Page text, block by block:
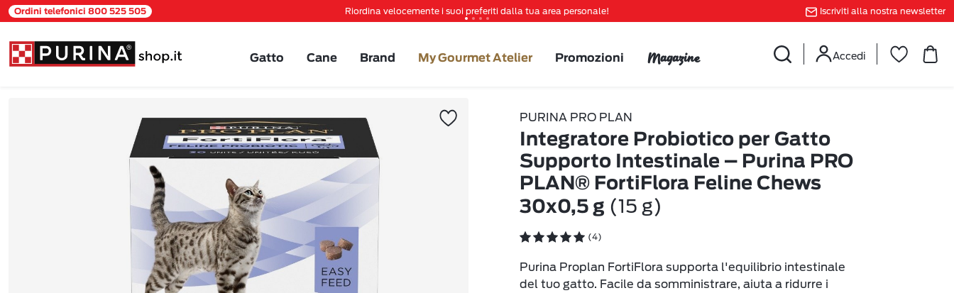
Ordini telefonici 800 525 505
Riordina velocemente i suoi preferiti dalla tua area personale!
Spedizione gratuita a partire da 49 €
Iscriviti alla nostra newsletter
Gatto Cane Brand My Gourmet Atelier Promozioni Magazine Accedi
PURINA PRO PLAN
Integratore Probiotico per Gatto
Supporto Intestinale – Purina PRO
PLAN® FortiFlora Feline Chews
30x0,5 g (15 g)
(4)
Purina Proplan FortiFlora supporta l'equilibrio intestinale
del tuo gatto. Facile da somministrare, aiuta a ridurre i